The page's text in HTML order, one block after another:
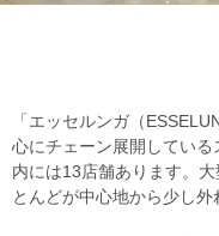
「エッセルンガ（
心にチェーン展開してい
内には13店舗あります。
とんどが中心地から少し外